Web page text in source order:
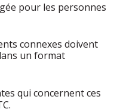
pour les personnes
connexes doivent
un format
qui concernent ces